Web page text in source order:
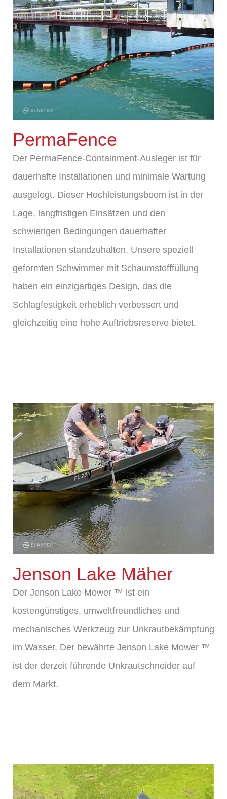
PermaFence
Der PermaFence-Containment-Ausleger ist für
dauerhafte Installationen und minimale Wartung
ausgelegt. Dieser Hochleistungsboom ist in der
Lage, langfristigen Einsätzen und den
schwierigen Bedingungen dauerhafter
Installationen standzuhalten. Unsere speziell
geformten Schwimmer mit Schaumstofffüllung
haben ein einzigartiges Design, das die
Schlagfestigkeit erheblich verbessert und
gleichzeitig eine hohe Auftriebsreserve bietet.
Jenson Lake Mäher
Der Jenson Lake Mower ™ ist ein
kostengünstiges, umweltfreundliches und
mechanisches Werkzeug zur Unkrautbekämpfung
im Wasser. Der bewährte Jenson Lake Mower ™
ist der derzeit führende Unkrautschneider auf
dem Markt.